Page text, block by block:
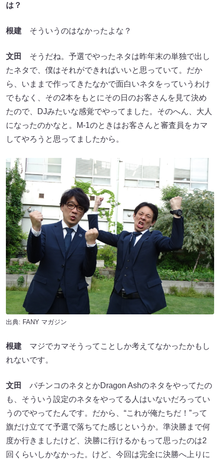
は？
根建 そういうのはなかったよな？
文田
そうだね。予選でやったネタは昨年末の単独で出し
たネタで、僕はそれができればいいと思っていて。だか
ら、いままで作ってきたなかで面白いネタをっていうわけ
でもなく、その2本をもとにその日のお客さんを見て決め
たので、DJみたいな感覚でやってました。そのへん、大人
になったのかなと。M-1のときはお客さんと審査員をカマ
してやろうと思ってましたから。
出典: FANY マガジン
根建 マジでカマそうってことしか考えてなかったかもし
れないです。
文田
パチンコのネタとかDragon Ashのネタをやってたの
も、そういう設定のネタをやってる人はいないだろってい
うのでやってたんです。だから、“これが俺たちだ！”って
旗だけ立てて予選で落ちてた感じというか。準決勝まで何
度か行きましたけど、決勝に行けるかもって思ったのは2
回くらいしかなかった。けど、今回は完全に決勝へ上りに